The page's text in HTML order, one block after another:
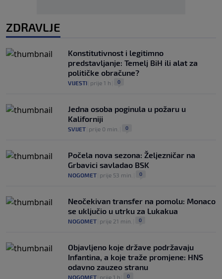
ZDRAVLJE
Konstitutivnost i legitimno
predstavljanje: Temelj BiH ili alat za
političke obračune?
VIJESTI prije 1 h 0
Jedna osoba poginula u požaru u
Kaliforniji
SVIJET prije 0 min. 0
Počela nova sezona: Željezničar na
Grbavici savladao BSK
NOGOMET prije 53 min. 0
Neočekivan transfer na pomolu: Monaco
se uključio u utrku za Lukakua
NOGOMET prije 21 min. 0
Objavljeno koje države podržavaju
Infantina, a koje traže promjene: HNS
odavno zauzeo stranu
NOGOMET prije 1 h 0